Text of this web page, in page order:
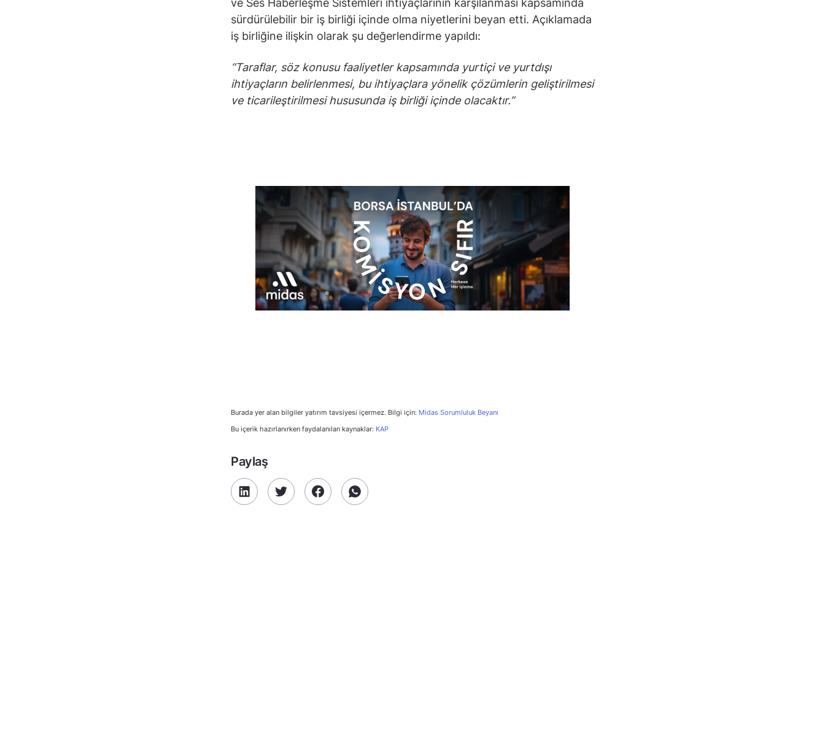
sürdürülebilir bir iş birliği içinde olma niyetlerini beyan etti. Açıklamada
iş birliğine ilişkin olarak şu değerlendirme yapıldı:
“Taraflar, söz konusu faaliyetler kapsamında yurtiçi ve yurtdışı
ihtiyaçların belirlenmesi, bu ihtiyaçlara yönelik çözümlerin geliştirilmesi
ve ticarileştirilmesi hususunda iş birliği içinde olacaktır.”
Burada yer alan bilgiler yatırım tavsiyesi içermez. Bilgi için: Midas Sorumluluk Beyanı
Bu içerik hazırlanırken faydalanılan kaynaklar: KAP
Paylaş